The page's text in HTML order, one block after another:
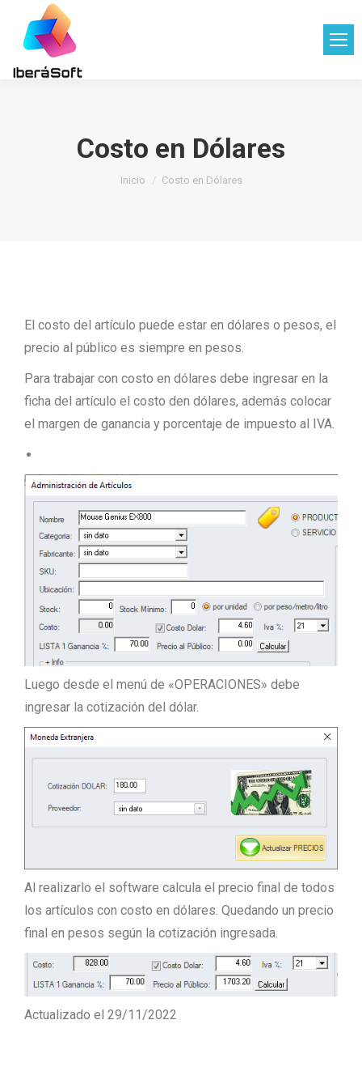
Costo en Dólares
Estás aquí:
Inicio Costo en Dólares
El costo del artículo puede estar en dólares o pesos, el
precio al público es siempre en pesos.
Para trabajar con costo en dólares debe ingresar en la
ficha del artículo el costo den dólares, además colocar
el margen de ganancia y porcentaje de impuesto al IVA.
Luego desde el menú de «OPERACIONES» debe
ingresar la cotización del dólar.
Al realizarlo el software calcula el precio final de todos
los artículos con costo en dólares. Quedando un precio
final en pesos según la cotización ingresada.
Actualizado el 29/11/2022